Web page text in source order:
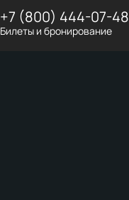
+7 (800) 444-07-48
Билеты и бронирование